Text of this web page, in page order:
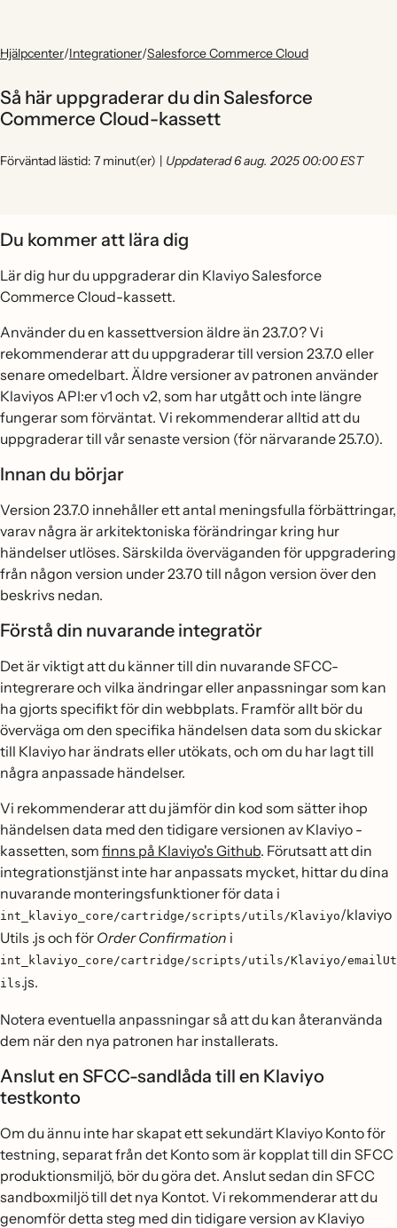
Hjälpcenter/Integrationer/Salesforce Commerce Cloud
Så här uppgraderar du din Salesforce
Commerce Cloud-kassett
Förväntad lästid: 7 minut(er) | Uppdaterad 6 aug. 2025 00:00 EST
Du kommer att lära dig
Lär dig hur du uppgraderar din Klaviyo Salesforce
Commerce Cloud-kassett.
Använder du en kassettversion äldre än 23.7.0? Vi
rekommenderar att du uppgraderar till version 23.7.0 eller
senare omedelbart. Äldre versioner av patronen använder
Klaviyos API:er v1 och v2, som har utgått och inte längre
fungerar som förväntat. Vi rekommenderar alltid att du
uppgraderar till vår senaste version (för närvarande 25.7.0).
Innan du börjar
Version 23.7.0 innehåller ett antal meningsfulla förbättringar,
varav några är arkitektoniska förändringar kring hur
händelser utlöses. Särskilda överväganden för uppgradering
från någon version under 23.70 till någon version över den
beskrivs nedan.
Förstå din nuvarande integratör
Det är viktigt att du känner till din nuvarande SFCC-
integrerare och vilka ändringar eller anpassningar som kan
ha gjorts specifikt för din webbplats. Framför allt bör du
överväga om den specifika händelsen data som du skickar
till Klaviyo har ändrats eller utökats, och om du har lagt till
några anpassade händelser.
Vi rekommenderar att du jämför din kod som sätter ihop
händelsen data med den tidigare versionen av Klaviyo -
kassetten, som finns på Klaviyo's Github. Förutsatt att din
integrationstjänst inte har anpassats mycket, hittar du dina
nuvarande monteringsfunktioner för data i
int_klaviyo_core/cartridge/scripts/utils/Klaviyo/klaviyo
Utils .js och för Order Confirmation i
int_klaviyo_core/cartridge/scripts/utils/Klaviyo/emailUt
ils.js.
Notera eventuella anpassningar så att du kan återanvända
dem när den nya patronen har installerats.
Anslut en SFCC-sandlåda till en Klaviyo
testkonto
Om du ännu inte har skapat ett sekundärt Klaviyo Konto för
testning, separat från det Konto som är kopplat till din SFCC
produktionsmiljö, bör du göra det. Anslut sedan din SFCC
sandboxmiljö till det nya Kontot. Vi rekommenderar att du
genomför detta steg med din tidigare version av Klaviyo